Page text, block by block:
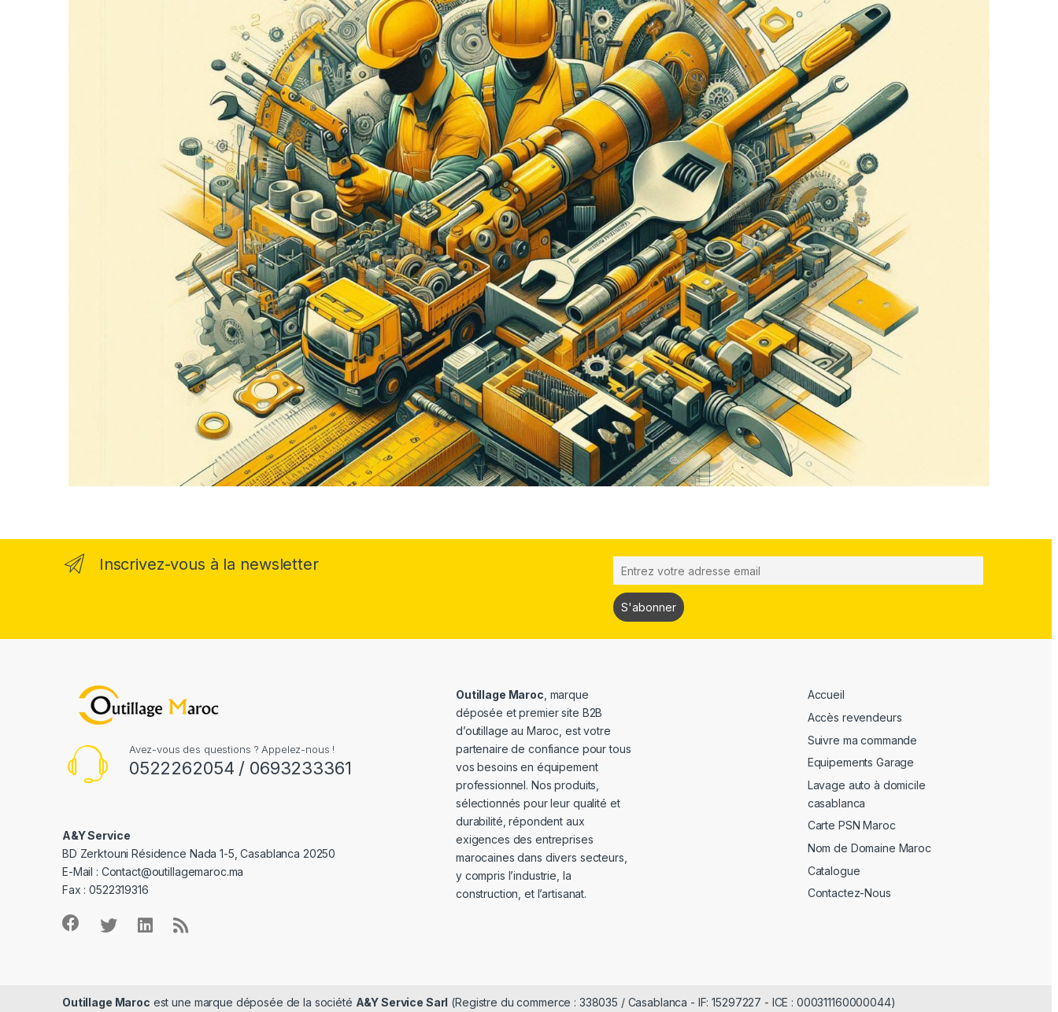
Inscrivez-vous à la newsletter
Avez-vous des questions ? Appelez-nous !
0522262054 / 0693233361
A&Y Service
BD Zerktouni Résidence Nada 1-5, Casablanca 20250
E-Mail : Contact@outillagemaroc.ma
Fax : 0522319316
Outillage Maroc, marque
déposée et premier site B2B
d’outillage au Maroc, est votre
partenaire de confiance pour tous
vos besoins en équipement
professionnel. Nos produits,
sélectionnés pour leur qualité et
durabilité, répondent aux
exigences des entreprises
marocaines dans divers secteurs,
y compris l’industrie, la
construction, et l’artisanat.
Accueil
Accès revendeurs
Suivre ma commande
Equipements Garage
Lavage auto à domicile
casablanca
Carte PSN Maroc
Nom de Domaine Maroc
Catalogue
Contactez-Nous
Outillage Maroc est une marque déposée de la société A&Y Service Sarl (Registre du commerce : 338035 / Casablanca - IF: 15297227 - ICE : 000311160000044)